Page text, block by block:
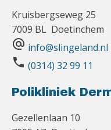
Kruisbergseweg 25
7009 BL Doetinchem
alternate_email info@slingeland.nl
phone (0314) 32 99 11
Polikliniek
Gezellenlaan 10